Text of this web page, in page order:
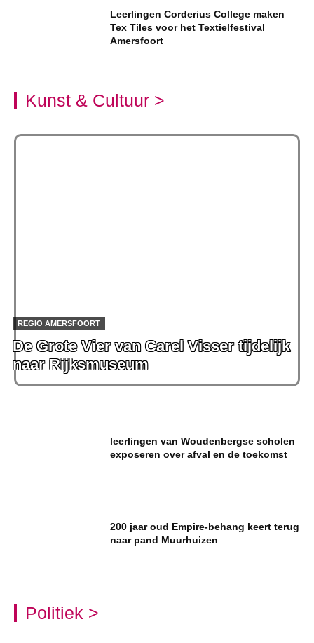
Leerlingen Corderius College maken
Tex Tiles voor het Textielfestival
Amersfoort
Kunst & Cultuur >
REGIO AMERSFOORT
De Grote Vier van Carel Visser tijdelijk
naar Rijksmuseum
leerlingen van Woudenbergse scholen
exposeren over afval en de toekomst
200 jaar oud Empire-behang keert terug
naar pand Muurhuizen
Politiek >